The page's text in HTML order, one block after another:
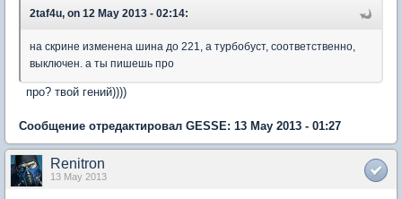
2taf4u, on 12 May 2013 - 02:14:
на скрине изменена шина до 221, а турбобуст, соответственно,
выключен. а ты пишешь про
про? твой гений))))
Сообщение отредактировал GESSE: 13 May 2013 - 01:27
Renitron
13 May 2013